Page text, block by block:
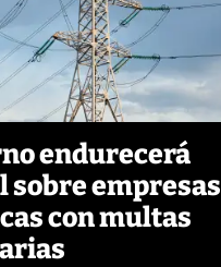
endurecerá
sobre empresas
con multas